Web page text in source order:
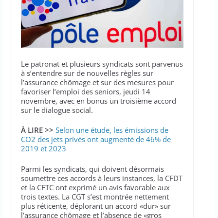
Le patronat et plusieurs syndicats sont parvenus
à s’entendre sur de nouvelles règles sur
l’assurance chômage et sur des mesures pour
favoriser l’emploi des seniors, jeudi 14
novembre, avec en bonus un troisième accord
sur le dialogue social.
À LIRE >> Selon une étude, les émissions de
CO2 des jets privés ont augmenté de 46% de
2019 et 2023
Parmi les syndicats, qui doivent désormais
soumettre ces accords à leurs instances, la CFDT
et la CFTC ont exprimé un avis favorable aux
trois textes. La CGT s’est montrée nettement
plus réticente, déplorant un accord «dur» sur
l’assurance chômage et l’absence de «gros